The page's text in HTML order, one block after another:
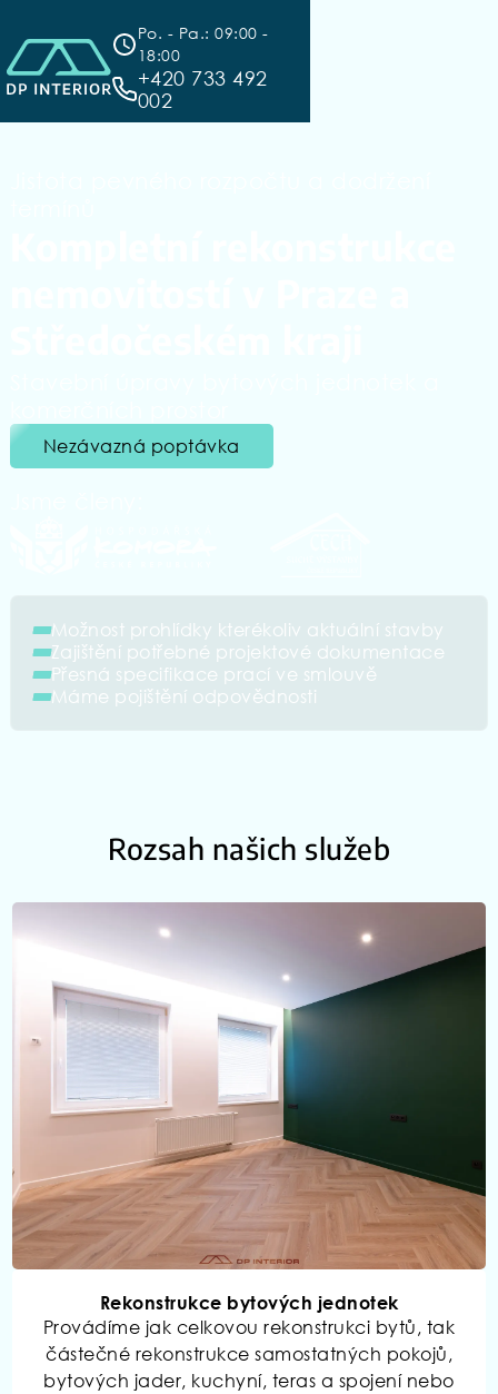
Po. - Pa.: 09:00 -
18:00
+420 733 492
002
Nezávazná poptávka
Možnost prohlídky kterékoliv aktuální stavby
Zajištění potřebné projektové dokumentace
Přesná specifikace prací ve smlouvě
Máme pojištění odpovědnosti
Rozsah našich služeb
Rekonstrukce bytových jednotek
Provádíme jak celkovou rekonstrukci bytů, tak
částečné rekonstrukce samostatných pokojů,
bytových jader, kuchyní, teras a spojení nebo